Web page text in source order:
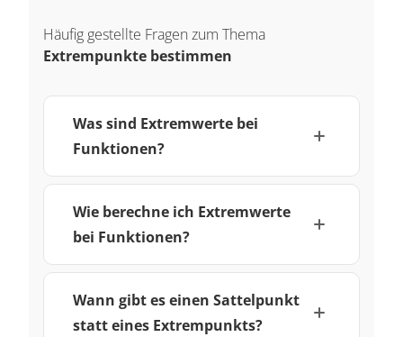
Häufig gestellte Fragen zum Thema
Extrempunkte bestimmen
Was sind Extremwerte bei
Funktionen?
Wie berechne ich Extremwerte
bei Funktionen?
Wann gibt es einen Sattelpunkt
statt eines Extrempunkts?